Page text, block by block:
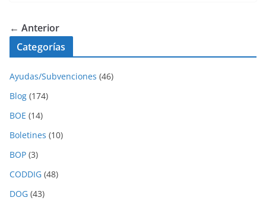
← Anterior
Categorías
Ayudas/Subvenciones (46)
Blog (174)
BOE (14)
Boletines (10)
BOP (3)
CODDIG (48)
DOG (43)